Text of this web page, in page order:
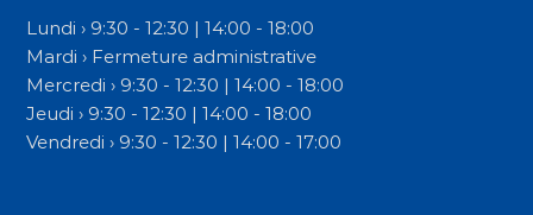
Lundi › 9:30 - 12:30 | 14:00 - 18:00
Mardi › Fermeture administrative
Mercredi › 9:30 - 12:30 | 14:00 - 18:00
Jeudi › 9:30 - 12:30 | 14:00 - 18:00
Vendredi › 9:30 - 12:30 | 14:00 - 17:00